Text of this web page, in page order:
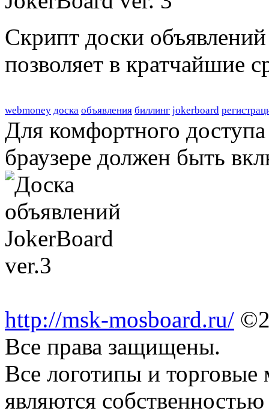
Скрипт доски
позволяет в кратчайшие
webmoney доска объявления биллинг jokerboard
Для комфортного
браузере должен быть
http://msk-mosboard.ru/
Все права защищены.
Все логотипы и торговые
являются